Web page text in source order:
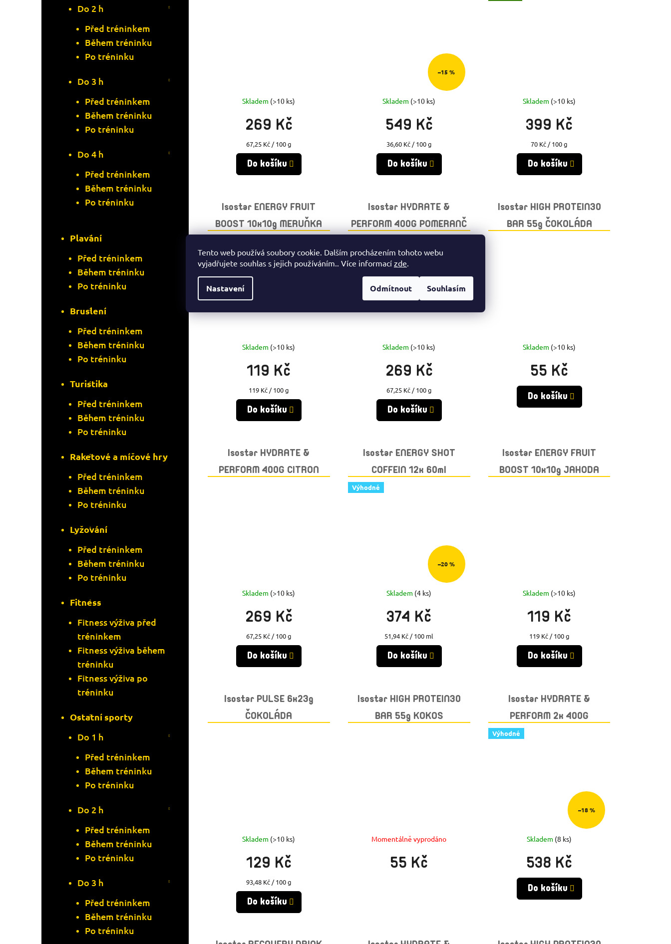
Tento web používá soubory cookie. Dalším procházením tohoto webu
vyjadřujete souhlas s jejich používáním.. Více informací zde.
Nastavení Odmítnout Souhlasím
Do 2 h
Před tréninkem
Během tréninku
Po tréninku
Do 3 h
Před tréninkem
Během tréninku
Po tréninku
Do 4 h
Před tréninkem
Během tréninku
Po tréninku
Plavání
Před tréninkem
Během tréninku
Po tréninku
Bruslení
Před tréninkem
Během tréninku
Po tréninku
Turistika
Před tréninkem
Během tréninku
Po tréninku
Raketové a míčové hry
Před tréninkem
Během tréninku
Po tréninku
Lyžování
Před tréninkem
Během tréninku
Po tréninku
Fitness
Fitness výživa před
tréninkem
Fitness výživa během
tréninku
Fitness výživa po
tréninku
Ostatní sporty
Do 1 h
Před tréninkem
Během tréninku
Po tréninku
Do 2 h
Před tréninkem
Během tréninku
Po tréninku
Do 3 h
Před tréninkem
Během tréninku
Po tréninku
Skladem (>10 ks)
269 Kč
Měrná
cena:
67,25 Kč / 100 g
Do košíku
–15 %
Skladem (>10 ks)
549 Kč
Měrná
cena:
36,60 Kč / 100 g
Do košíku
Skladem (>10 ks)
399 Kč
Měrná
cena:
70 Kč / 100 g
Do košíku
Isostar ENERGY FRUIT
BOOST 10x10g MERUŇKA
Skladem (>10 ks)
119 Kč
Měrná
cena:
119 Kč / 100 g
Do košíku
Isostar HYDRATE &
PERFORM 400G POMERANČ
Skladem (>10 ks)
269 Kč
Měrná
cena:
67,25 Kč / 100 g
Do košíku
Isostar HIGH PROTEIN30
BAR 55g ČOKOLÁDA
Skladem (>10 ks)
55 Kč
Do košíku
Isostar HYDRATE &
PERFORM 400G CITRON
Skladem (>10 ks)
269 Kč
Měrná
cena:
67,25 Kč / 100 g
Do košíku
Isostar ENERGY SHOT
COFFEIN 12x 60ml
GRANÁTOVÉ JABLKO
Výhodné
–20 %
Skladem (4 ks)
374 Kč
Měrná
cena:
51,94 Kč / 100 ml
Do košíku
Isostar ENERGY FRUIT
BOOST 10x10g JAHODA
Skladem (>10 ks)
119 Kč
Měrná
cena:
119 Kč / 100 g
Do košíku
Isostar PULSE 6x23g
ČOKOLÁDA
Skladem (>10 ks)
129 Kč
Měrná
cena:
93,48 Kč / 100 g
Do košíku
Isostar HIGH PROTEIN30
BAR 55g KOKOS
Momentálně vyprodáno
55 Kč
Isostar HYDRATE &
PERFORM 2x 400G
POMERANČ + BIDON GRATIS
Výhodné
–18 %
Skladem (8 ks)
538 Kč
Do košíku